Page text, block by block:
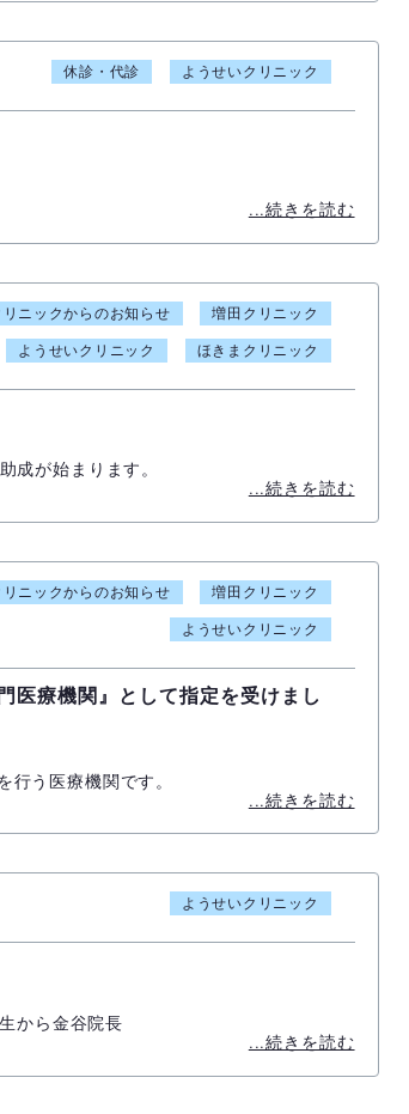
休診・代診 ようせいクリニック
...続きを読む
リニックからのお知らせ 増田クリニック
ようせいクリニック ほきまクリニック
成が始まります。
...続きを読む
医療機関』として指定を受けまし
リニックからのお知らせ 増田クリニック
ようせいクリニック
行う医療機関です。
...続きを読む
ようせいクリニック
から金谷院長
...続きを読む